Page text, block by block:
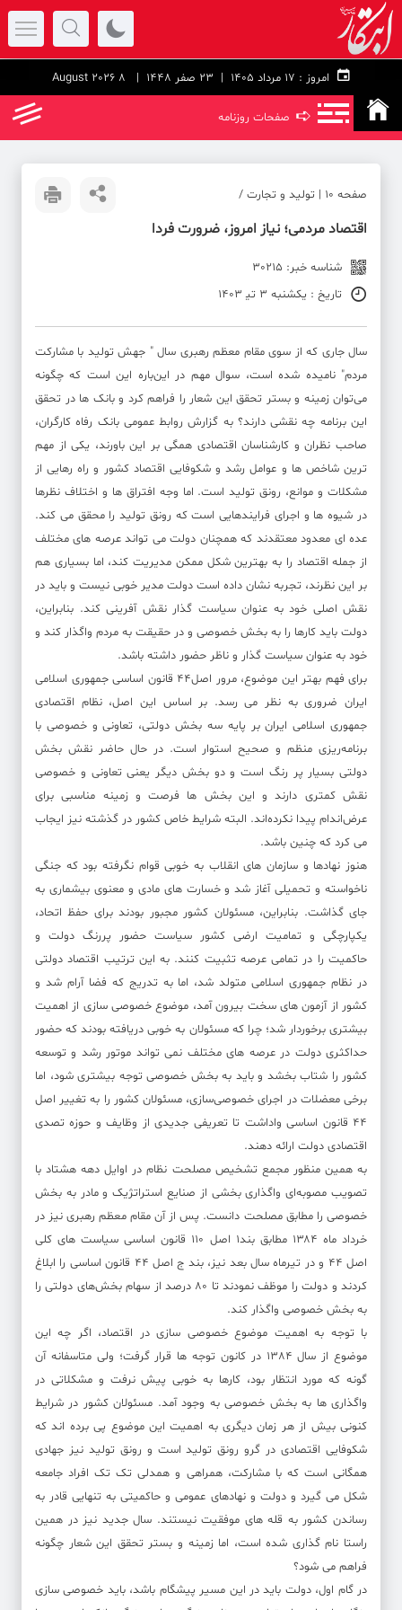
امروز : 23 صفر 1448 | 8 August 2026
➪ صفحات روزنامه
صفحه ۱۰ | تولید و تجارت /
اقتصاد مردمی؛ نیاز امروز، ضرورت فردا
شناسه خبر: 30215
تاریخ : یکشنبه 3 تی‍ 1403
سال جاری که از سوی مقام معظم رهبری سال " جهش تولید با مشارکت
مردم" نامیده شده است، سوال مهم در این‌باره این است که چگونه
می‌توان زمینه و بستر تحقق این شعار را فراهم کرد و بانک ها در تحقق
این برنامه چه نقشی دارند؟ به گزارش روابط عمومی بانک رفاه کارگران،
صاحب نظران و کارشناسان اقتصادی همگی بر این باورند، یکی از مهم
ترین شاخص ها و عوامل رشد و شکوفایی اقتصاد کشور و راه رهایی از
مشکلات و موانع، رونق تولید است. اما وجه افتراق ها و اختلاف نظرها
در شیوه ها و اجرای فرایندهایی است که رونق تولید را محقق می کند.
عده ای معدود معتقدند که همچنان دولت می تواند عرصه های مختلف
از جمله اقتصاد را به بهترین شکل ممکن مدیریت کند، اما بسیاری هم
بر این نظرند، تجربه نشان داده است دولت مدیر خوبی نیست و باید در
نقش اصلی خود به عنوان سیاست گذار نقش آفرینی کند. بنابراین،
دولت باید کارها را به بخش خصوصی و در حقیقت به مردم واگذار کند و
خود به عنوان سیاست گذار و ناظر حضور داشته باشد.
برای فهم بهتر این موضوع، مرور اصل۴۴ قانون اساسی جمهوری اسلامی
ایران ضروری به نظر می رسد. بر اساس این اصل، نظام اقتصادی
جمهوری اسلامی ایران بر پایه سه بخش دولتی، تعاونی و خصوصی با
برنامه‌ریزی منظم و صحیح استوار است. در حال حاضر نقش بخش
دولتی بسیار پر رنگ است و دو بخش دیگر یعنی تعاونی و خصوصی
نقش کمتری دارند و این بخش ها فرصت و زمینه مناسبی برای
عرض‌اندام پیدا نکرده‌اند. البته شرایط خاص کشور در گذشته نیز ایجاب
می کرد که چنین باشد.
هنوز نهادها و سازمان های انقلاب به خوبی قوام نگرفته بود که جنگی
ناخواسته و تحمیلی آغاز شد و خسارت های مادی و معنوی بیشماری به
جای گذاشت. بنابراین، مسئولان کشور مجبور بودند برای حفظ اتحاد،
یکپارچگی و تمامیت ارضی کشور سیاست حضور پررنگ دولت و
حاکمیت را در تمامی عرصه تثبیت کنند. به این ترتیب اقتصاد دولتی
در نظام جمهوری اسلامی متولد شد، اما به تدریج که فضا آرام شد و
کشور از آزمون های سخت بیرون آمد، موضوع خصوصی سازی از اهمیت
بیشتری برخوردار شد؛ چرا که مسئولان به خوبی دریافته بودند که حضور
حداکثری دولت در عرصه های مختلف نمی تواند موتور رشد و توسعه
کشور را شتاب بخشد و باید به بخش خصوصی توجه بیشتری شود، اما
برخی معضلات در اجرای خصوصی‌سازی، مسئولان کشور را به تغییر اصل
۴۴ قانون اساسی واداشت تا تعریفی جدیدی از وظایف و حوزه تصدی
اقتصادی دولت ارائه دهند.
به همین منظور مجمع تشخیص مصلحت نظام در اوایل دهه هشتاد با
تصویب مصوبه‌ای واگذاری بخشی از صنایع استراتژیک و مادر به بخش
خصوصی را مطابق مصلحت دانست. پس از آن مقام معظم رهبری نیز در
خرداد ماه ۱۳۸۴ مطابق بند۱ اصل ۱۱۰ قانون اساسی سیاست های کلی
اصل ۴۴ و در تیرماه سال بعد نیز، بند ج اصل ۴۴ قانون اساسی را ابلاغ
کردند و دولت را موظف نمودند تا ۸۰ درصد از سهام بخش‌های دولتی را
به بخش خصوصی واگذار کند.
با توجه به اهمیت موضوع خصوصی سازی در اقتصاد، اگر چه این
موضوع از سال 1384 در کانون توجه ها قرار گرفت؛ ولی متاسفانه آن
گونه که مورد انتظار بود، کارها به خوبی پیش نرفت و مشکلاتی در
واگذاری ها به بخش خصوصی به وجود آمد. مسئولان کشور در شرایط
کنونی بیش از هر زمان دیگری به اهمیت این موضوع پی برده اند که
شکوفایی اقتصادی در گرو رونق تولید است و رونق تولید نیز جهادی
همگانی است که با مشارکت، همراهی و همدلی تک تک افراد جامعه
شکل می گیرد و دولت و نهادهای عمومی و حاکمیتی به تنهایی قادر به
رساندن کشور به قله های موفقیت نیستند. سال جدید نیز در همین
راستا نام گذاری شده است، اما زمینه و بستر تحقق این شعار چگونه
فراهم می شود؟
در گام اول، دولت باید در این مسیر پیشگام باشد، باید خصوصی سازی